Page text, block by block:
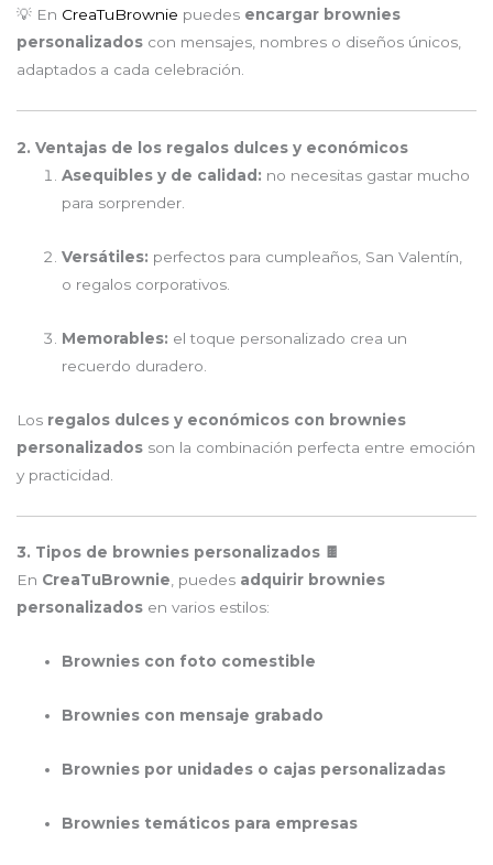
💡 En CreaTuBrownie puedes encargar brownies
personalizados con mensajes, nombres o diseños únicos,
adaptados a cada celebración.
2. Ventajas de los regalos dulces y económicos
Asequibles y de calidad: no necesitas gastar mucho
para sorprender.
Versátiles: perfectos para cumpleaños, San Valentín,
o regalos corporativos.
Memorables: el toque personalizado crea un
recuerdo duradero.
Los regalos dulces y económicos con brownies
personalizados son la combinación perfecta entre emoción
y practicidad.
3. Tipos de brownies personalizados 🍫
En CreaTuBrownie , puedes adquirir brownies
personalizados en varios estilos:
Brownies con foto comestible
Brownies con mensaje grabado
Brownies por unidades o cajas personalizadas
Brownies temáticos para empresas